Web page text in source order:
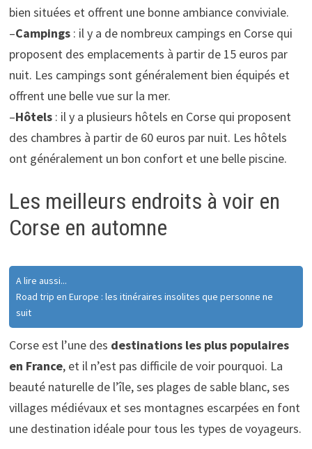
bien situées et offrent une bonne ambiance conviviale.
–Campings: il y a de nombreux campings en Corse qui
proposent des emplacements à partir de 15 euros par
nuit. Les campings sont généralement bien équipés et
offrent une belle vue sur la mer.
–Hôtels: il y a plusieurs hôtels en Corse qui proposent
des chambres à partir de 60 euros par nuit. Les hôtels
ont généralement un bon confort et une belle piscine.
Les meilleurs endroits à voir en
Corse en automne
A lire aussi...
Road trip en Europe : les itinéraires insolites que personne ne
suit
Corse est l’une des destinations les plus populaires
en France, et il n’est pas difficile de voir pourquoi. La
beauté naturelle de l’île, ses plages de sable blanc, ses
villages médiévaux et ses montagnes escarpées en font
une destination idéale pour tous les types de voyageurs.